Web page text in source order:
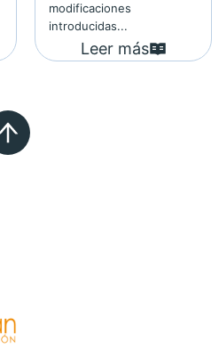
modificaciones
introducidas...
Leer más